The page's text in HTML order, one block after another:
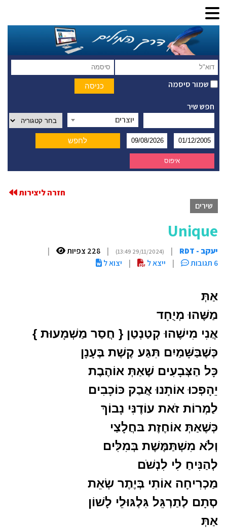
שמור סיסמה
חפש שיר
יוצרים
חזרה ליצירות
שירים
Unique
יעקב - RDT |
(29/11/2024 13:49)
| 228 צפיות
|
6 תגובות
| ייצא ל | יצוא ל
אַתְּ
מַשֶּׁהוּ מְיֻחָד
אֲנִי מִישֶׁהוּ קְטַנְטַן { חֲסַר מַשְׁמָעוּת }
כְּשֶׁבַּשָּׁמַיִם תִּגַּע קֶשֶׁת בֶּעָנָן
כָּל הַצְּבָעִים שֶׁאַתְּ אוֹהֶבֶת
יֵהָפְכוּ אוֹתָנוּ אֲבַק כּוֹכָבִים
לַמְרוֹת זֹאת עוֹדֶנִּי נָבוֹךְ
כְּשֶׁאַתְּ אוֹחֶזֶת בּחֲלָצַי
וְלֹא מִשְׁתַּמֶּשֶׁת בְּמִלִּים
לְהַנִּיחַ לִי לִנְשֹׁם
מַכְרִיחָה אוֹתִי בְּיֶתֶר שְׂאֵת
סְתָם לְתַרְגֵּל גִּלְגּוּלֵי לָשׁוֹן
אַתְּ